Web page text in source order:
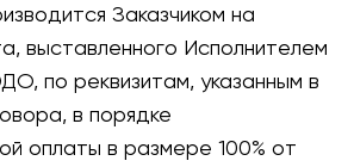
Заказчиком на
выставленного Исполнителем
по реквизитам, указанным в
в порядке
оплаты в размере 100% от